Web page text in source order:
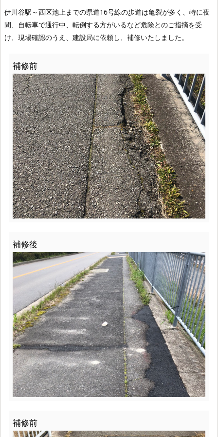
伊川谷駅～西区池上までの県道16号線の歩道は亀裂が多く、特に夜
間、自転車で通行中、転倒する方がいるなど危険とのご指摘を受
け、現場確認のうえ、建設局に依頼し、補修いたしました。
補修前
補修後
補修前